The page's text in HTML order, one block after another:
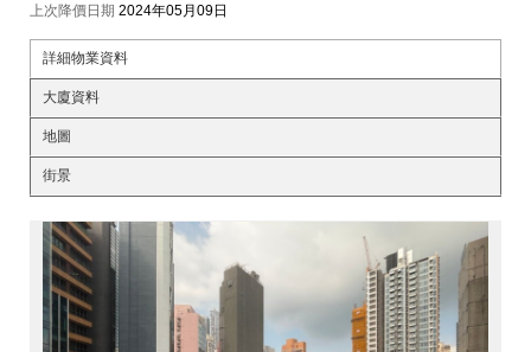
上次降價日期 2024年05月09日
詳細物業資料
大廈資料
地圖
街景